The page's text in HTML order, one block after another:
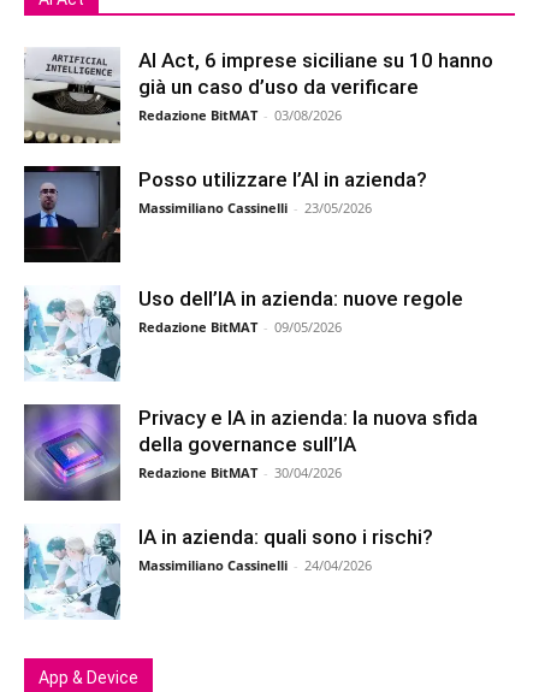
AI Act, 6 imprese siciliane su 10 hanno
già un caso d’uso da verificare
Redazione BitMAT - 03/08/2026
Posso utilizzare l’AI in azienda?
Massimiliano Cassinelli - 23/05/2026
Uso dell’IA in azienda: nuove regole
Redazione BitMAT - 09/05/2026
Privacy e IA in azienda: la nuova sfida
della governance sull’IA
Redazione BitMAT - 30/04/2026
IA in azienda: quali sono i rischi?
Massimiliano Cassinelli - 24/04/2026
App & Device